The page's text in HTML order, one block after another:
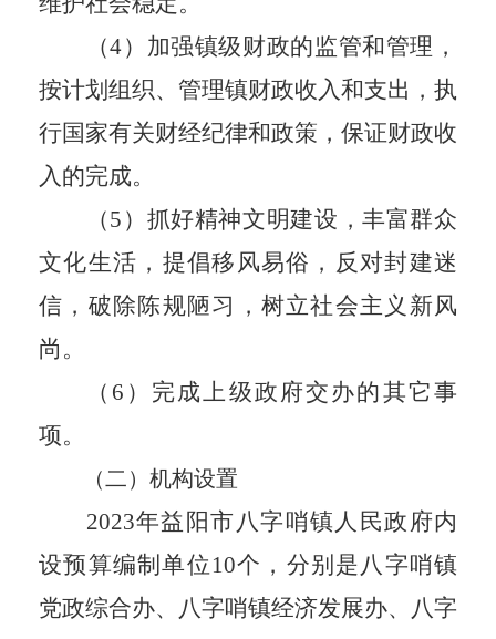
（4）加强镇级财政的监管和管理，
按计划组织、管理镇财政收入和支出，执
行国家有关财经纪律和政策，保证财政收
入的完成。
（5）抓好精神文明建设，丰富群众
文化生活，提倡移风易俗，反对封建迷
信，破除陈规陋习，树立社会主义新风
尚。
（6）完成上级政府交办的其它事
项。
（二）机构设置
2023年益阳市八字哨镇人民政府内
设预算编制单位 10个，分别是八字哨镇
党政综合办、八字哨镇经济发展办、八字